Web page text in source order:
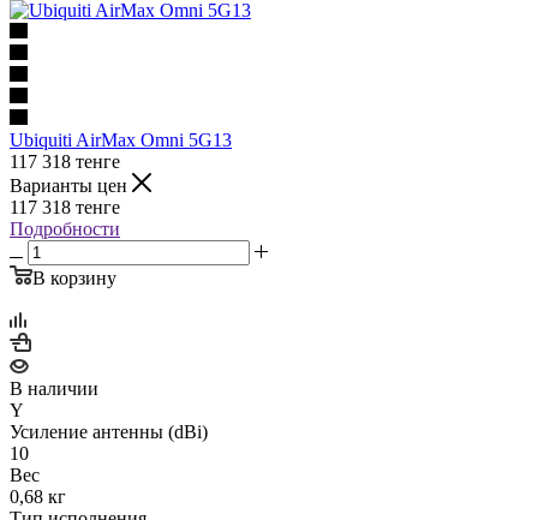
Ubiquiti AirMax Omni 5G13
117 318 тенге
Варианты цен
117 318 тенге
Подробности
В корзину
В наличии
Y
Усиление антенны (dBi)
10
Вес
0,68 кг